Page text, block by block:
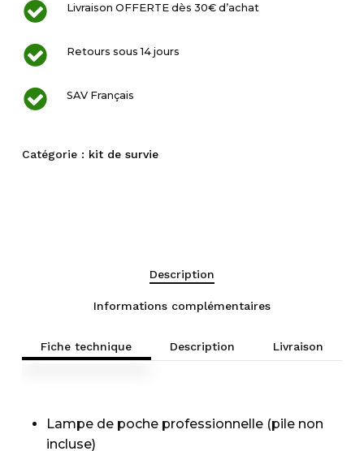
Livraison OFFERTE dès 30€ d’achat
Retours sous 14 jours
SAV Français
Catégorie : kit de survie
Description
Informations complémentaires
Fiche technique Description Livraison
Lampe de poche professionnelle (pile non
incluse)